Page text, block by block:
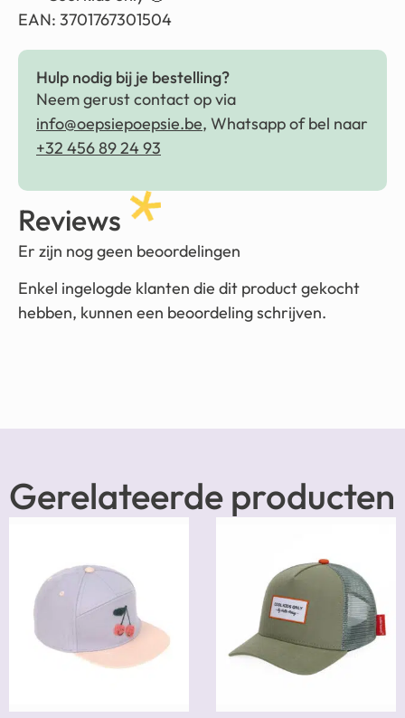
EAN: 3701767301504
Hulp nodig bij je bestelling?
Neem gerust contact op via
info@oepsiepoepsie.be, Whatsapp of bel naar
+32 456 89 24 93
Reviews
Er zijn nog geen beoordelingen
Enkel ingelogde klanten die dit product gekocht
hebben, kunnen een beoordeling schrijven.
Gerelateerde producten